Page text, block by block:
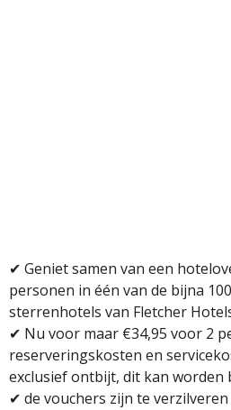
✔ Geniet samen van een
personen in één van de bijna
sterrenhotels van Fletcher
✔ Nu voor maar €34,95 voor 2
reserveringskosten en
exclusief ontbijt, dit kan worden
✔ de vouchers zijn te